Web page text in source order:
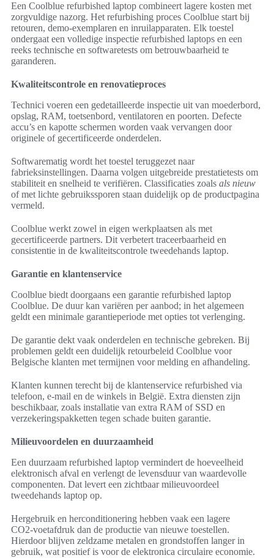
Een Coolblue refurbished laptop combineert lagere kosten met
zorgvuldige nazorg. Het refurbishing proces Coolblue start bij
retouren, demo‑exemplaren en inruilapparaten. Elk toestel
ondergaat een volledige inspectie refurbished laptops en een
reeks technische en softwaretests om betrouwbaarheid te
garanderen.
Kwaliteitscontrole en renovatieproces
Technici voeren een gedetailleerde inspectie uit van moederbord,
opslag, RAM, toetsenbord, ventilatoren en poorten. Defecte
accu’s en kapotte schermen worden vaak vervangen door
originele of gecertificeerde onderdelen.
Softwarematig wordt het toestel teruggezet naar
fabrieksinstellingen. Daarna volgen uitgebreide prestatietests om
stabiliteit en snelheid te verifiëren. Classificaties zoals als nieuw
of met lichte gebruikssporen staan duidelijk op de productpagina
vermeld.
Coolblue werkt zowel in eigen werkplaatsen als met
gecertificeerde partners. Dit verbetert traceerbaarheid en
consistentie in de kwaliteitscontrole tweedehands laptop.
Garantie en klantenservice
Coolblue biedt doorgaans een garantie refurbished laptop
Coolblue. De duur kan variëren per aanbod; in het algemeen
geldt een minimale garantieperiode met opties tot verlenging.
De garantie dekt vaak onderdelen en technische gebreken. Bij
problemen geldt een duidelijk retourbeleid Coolblue voor
Belgische klanten met termijnen voor melding en afhandeling.
Klanten kunnen terecht bij de klantenservice refurbished via
telefoon, e-mail en de winkels in België. Extra diensten zijn
beschikbaar, zoals installatie van extra RAM of SSD en
verzekeringspakketten tegen schade buiten garantie.
Milieuvoordelen en duurzaamheid
Een duurzaam refurbished laptop vermindert de hoeveelheid
elektronisch afval en verlengt de levensduur van waardevolle
componenten. Dat levert een zichtbaar milieuvoordeel
tweedehands laptop op.
Hergebruik en herconditionering hebben vaak een lagere
CO2‑voetafdruk dan de productie van nieuwe toestellen.
Hierdoor blijven zeldzame metalen en grondstoffen langer in
gebruik, wat positief is voor de elektronica circulaire economie.